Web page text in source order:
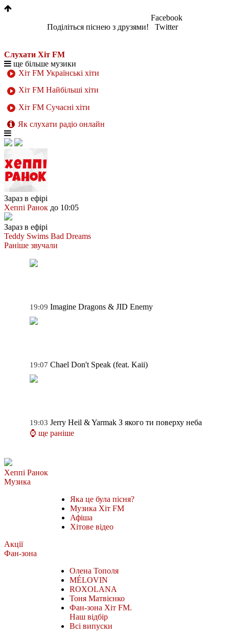
Поділіться піснею з друзями!
Facebook
Twitter
Слухати Хіт FM
ще більше музики
Хіт FM Українські хіти
Хіт FM Найбільші хіти
Хіт FM Сучасні хіти
Як слухати радіо онлайн
Зараз в ефірі
Хеппі Ранок до 10:05
Зараз в ефірі
Teddy Swims Bad Dreams
Раніше звучали
19:09 Imagine Dragons & JID Enemy
19:07 Chael Don't Speak (feat. Kaii)
19:03 Jerry Heil & Yarmak З якого ти поверху неба
⌚ ще раніше
Хеппі Ранок
Музика
Яка це була пісня?
Музика Хіт FM
Афіша
Хітове відео
Акції
Фан-зона
Олена Тополя
MÉLOVIN
ROXOLANA
Тоня Матвієнко
Фан-зона Хіт FM.
Наш відбір
Всі випуски